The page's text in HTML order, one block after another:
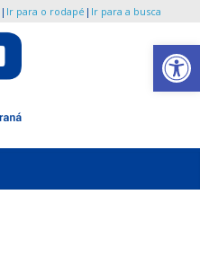
Abrir a barra de ferramentas
| Ir para o rodapé | Ir para a busca